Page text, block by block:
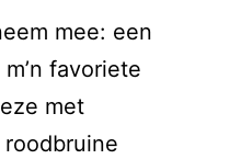
mee: een
favoriete
met